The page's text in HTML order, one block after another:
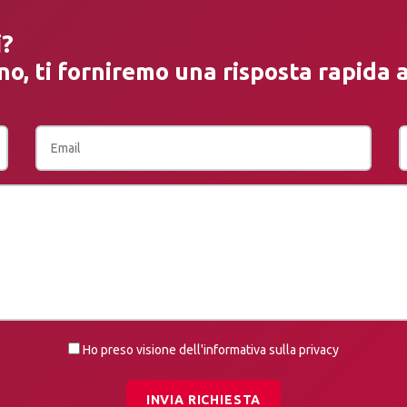
ti forniremo una risposta rapida
Ho preso visione dell'informativa sulla privacy
INVIA RICHIESTA